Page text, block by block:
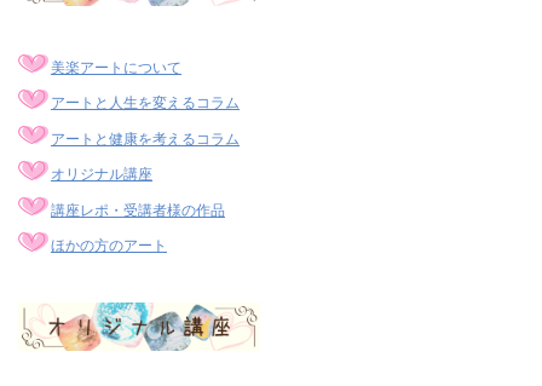
美楽アートについて
アートと人生を変えるコラム
アートと健康を考えるコラム
オリジナル講座
講座レポ・受講者様の作品
ほかの方のアート